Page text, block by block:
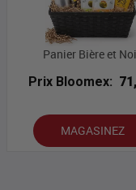
Panier Bière et
Prix Bloomex:
MAGASINEZ